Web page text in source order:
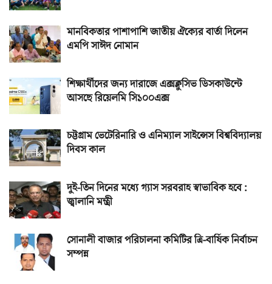
মানবিকতার পাশাপাশি জাতীয় ঐক্যের বার্তা দিলেন
এমপি সাঈদ নোমান
শিক্ষার্থীদের জন্য দারাজে এক্সক্লুসিভ ডিসকাউন্টে
আসছে রিয়েলমি সি১০০এক্স
চট্টগ্রাম ভেটেরিনারি ও এনিম্যাল সাইন্সেস বিশ্ববিদ্যালয়
দিবস কাল
দুই-তিন দিনের মধ্যে গ্যাস সরবরাহ স্বাভাবিক হবে :
জ্বালানি মন্ত্রী
সোনালী বাজার পরিচালনা কমিটির ত্রি-বার্ষিক নির্বাচন
সম্পন্ন